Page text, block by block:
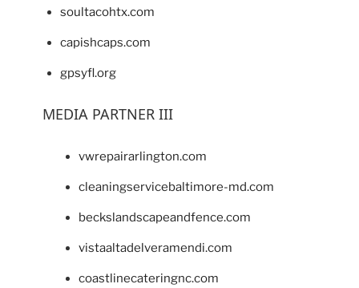
soultacohtx.com
capishcaps.com
gpsyfl.org
MEDIA PARTNER III
vwrepairarlington.com
cleaningservicebaltimore-md.com
beckslandscapeandfence.com
vistaaltadelveramendi.com
coastlinecateringnc.com